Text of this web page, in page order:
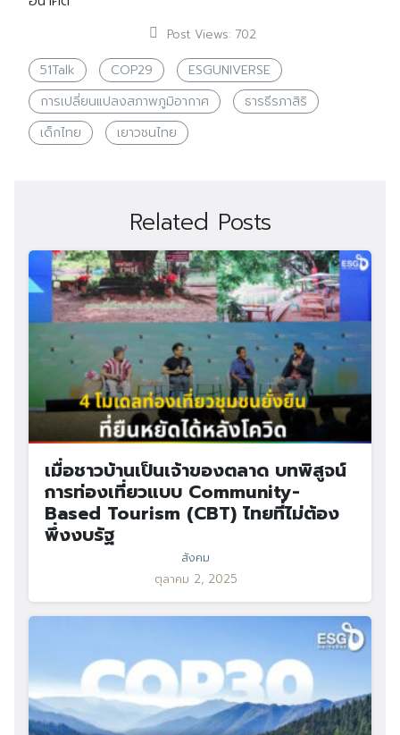
Post Views: 702
51Talk COP29
ESGUNIVERSE
การเปลี่ยนแปลงสภาพภูมิอากาศ
ธารธีรภาสิริ
เด็กไทย
เยาวชนไทย
Related Posts
เมื่อชาวบ้านเป็นเจ้าของตลาด บทพิสูจน์
การท่องเที่ยวแบบ Community-
Based Tourism (CBT) ไทยที่ไม่ต้อง
พึ่งงบรัฐ
สังคม
ตุลาคม 2, 2025